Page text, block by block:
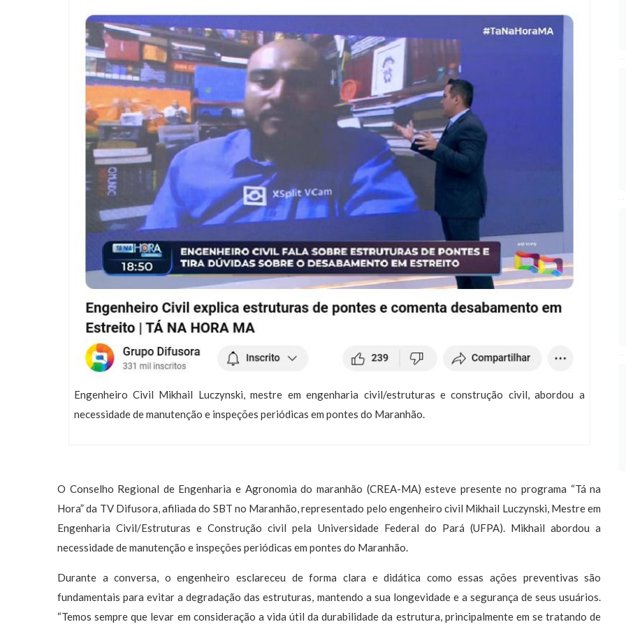
Engenheiro Civil Mikhail Luczynski, mestre em engenharia civil/estruturas e construção civil, abordou a
necessidade de manutenção e inspeções periódicas em pontes do Maranhão.
O Conselho Regional de Engenharia e Agronomia do maranhão (CREA-MA) esteve presente no programa “Tá na
Hora” da TV Difusora, afiliada do SBT no Maranhão, representado pelo engenheiro civil Mikhail Luczynski, Mestre em
Engenharia Civil/Estruturas e Construção civil pela Universidade Federal do Pará (UFPA). Mikhail abordou a
necessidade de manutenção e inspeções periódicas em pontes do Maranhão.
Durante a conversa, o engenheiro esclareceu de forma clara e didática como essas ações preventivas são
fundamentais para evitar a degradação das estruturas, mantendo a sua longevidade e a segurança de seus usuários.
“Temos sempre que levar em consideração a vida útil da durabilidade da estrutura, principalmente em se tratando de